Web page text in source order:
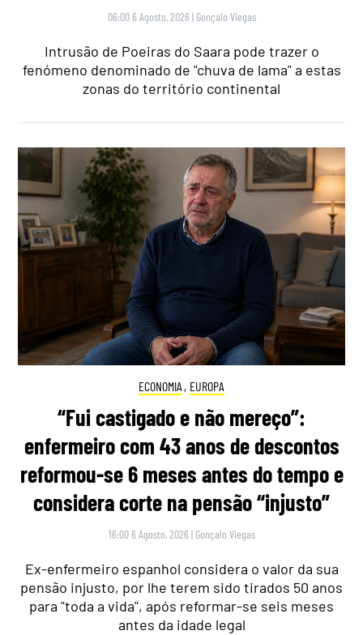
06:00 6 Agosto, 2026 | Gonçalo Viegas
Intrusão de Poeiras do Saara pode trazer o
fenómeno denominado de "chuva de lama" a estas
zonas do território continental
ECONOMIA , EUROPA
“Fui castigado e não mereço”:
enfermeiro com 43 anos de descontos
reformou-se 6 meses antes do tempo e
considera corte na pensão “injusto”
16:00 6 Agosto, 2026 | Gonçalo Viegas
Ex-enfermeiro espanhol considera o valor da sua
pensão injusto, por lhe terem sido tirados 50 anos
para "toda a vida", após reformar-se seis meses
antes da idade legal